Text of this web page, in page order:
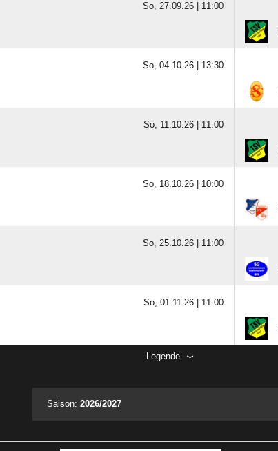
So, 27.09.26 | 11:00
So, 04.10.26 | 13:30
So, 11.10.26 | 11:00
So, 18.10.26 | 10:00
So, 25.10.26 | 11:00
So, 01.11.26 | 11:00
Legende
Saison: 2026/2027